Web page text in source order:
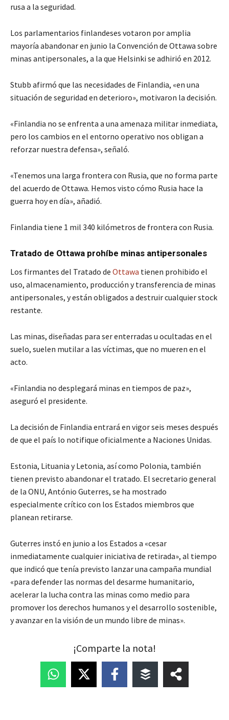
rusa a la seguridad.
Los parlamentarios finlandeses votaron por amplia
mayoría abandonar en junio la Convención de Ottawa sobre
minas antipersonales, a la que Helsinki se adhirió en 2012.
Stubb afirmó que las necesidades de Finlandia, «en una
situación de seguridad en deterioro», motivaron la decisión.
«Finlandia no se enfrenta a una amenaza militar inmediata,
pero los cambios en el entorno operativo nos obligan a
reforzar nuestra defensa», señaló.
«Tenemos una larga frontera con Rusia, que no forma parte
del acuerdo de Ottawa. Hemos visto cómo Rusia hace la
guerra hoy en día», añadió.
Finlandia tiene 1 mil 340 kilómetros de frontera con Rusia.
Tratado de Ottawa prohíbe minas antipersonales
Los firmantes del Tratado de Ottawa tienen prohibido el
uso, almacenamiento, producción y transferencia de minas
antipersonales, y están obligados a destruir cualquier stock
restante.
Las minas, diseñadas para ser enterradas u ocultadas en el
suelo, suelen mutilar a las víctimas, que no mueren en el
acto.
«Finlandia no desplegará minas en tiempos de paz»,
aseguró el presidente.
La decisión de Finlandia entrará en vigor seis meses después
de que el país lo notifique oficialmente a Naciones Unidas.
Estonia, Lituania y Letonia, así como Polonia, también
tienen previsto abandonar el tratado. El secretario general
de la ONU, António Guterres, se ha mostrado
especialmente crítico con los Estados miembros que
planean retirarse.
Guterres instó en junio a los Estados a «cesar
inmediatamente cualquier iniciativa de retirada», al tiempo
que indicó que tenía previsto lanzar una campaña mundial
«para defender las normas del desarme humanitario,
acelerar la lucha contra las minas como medio para
promover los derechos humanos y el desarrollo sostenible,
y avanzar en la visión de un mundo libre de minas».
¡Comparte la nota!